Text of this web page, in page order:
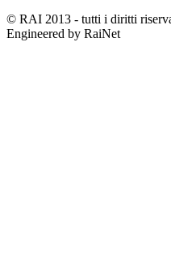
© RAI 2013 - tutti i diritti
Engineered by RaiNet